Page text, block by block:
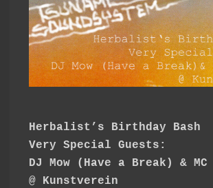
Herbalist’s Birthday Bash
Very Special Guests:
DJ Mow (Have a Break) & MC
@ Kunstverein